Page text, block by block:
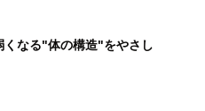
なる"体の構造"をやさし